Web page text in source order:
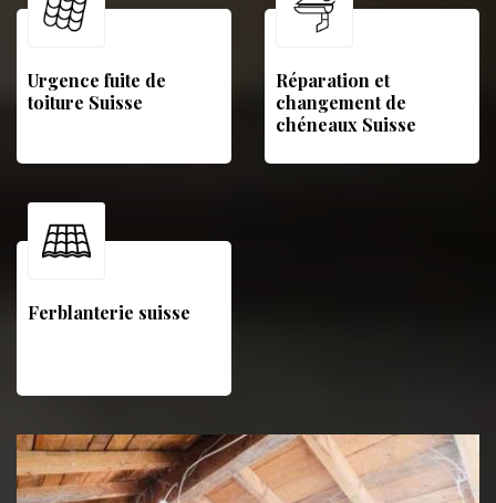
Urgence fuite de
toiture Suisse
Réparation et
changement de
chéneaux Suisse
Ferblanterie suisse